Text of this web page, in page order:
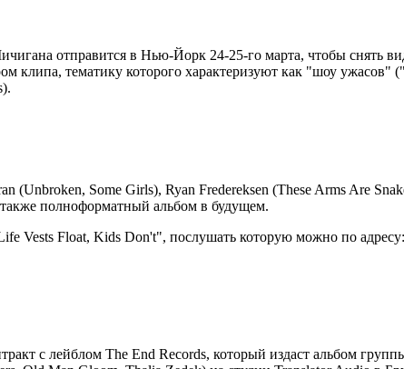
отправится в Нью-Йорк 24-25-го марта, чтобы снять
клипа, тематику которого характеризуют как "шоу ужасов"
(Unbroken, Some Girls), Ryan Fredereksen (These Arms Are
полноформатный альбом в будущем.
Vests Float, Kids Don't", послушать которую можно по адресу:
с лейблом The End Records, который издаст альбом